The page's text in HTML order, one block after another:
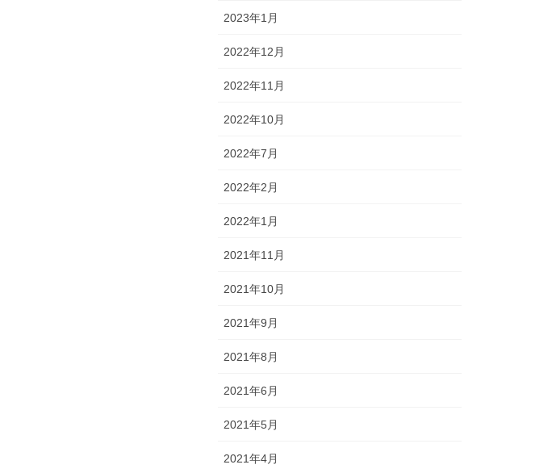
2023年1月
2022年12月
2022年11月
2022年10月
2022年7月
2022年2月
2022年1月
2021年11月
2021年10月
2021年9月
2021年8月
2021年6月
2021年5月
2021年4月